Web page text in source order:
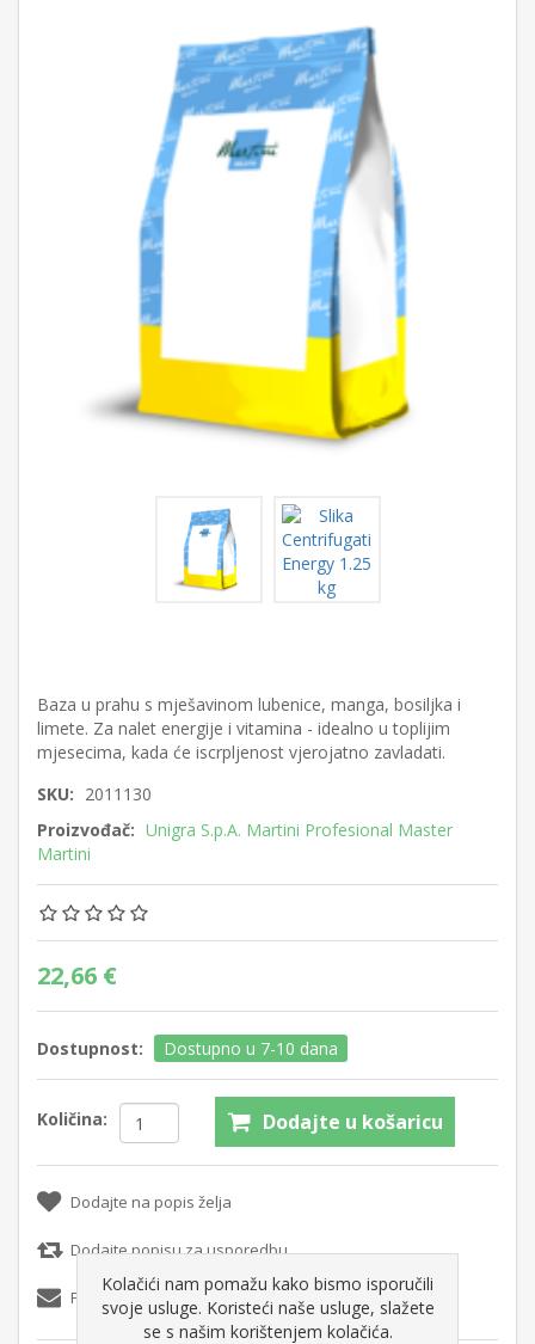
Baza u prahu s mješavinom lubenice, manga, bosiljka i
limete. Za nalet energije i vitamina - idealno u toplijim
mjesecima, kada će iscrpljenost vjerojatno zavladati.
SKU: 2011130
Proizvođač: Unigra S.p.A. Martini Profesional Master
Martini
22,66 €
Dostupnost: Dostupno u 7-10 dana
Količina: Dodajte u košaricu
Dodajte na popis želja
Dodajte popisu za usporedbu
Pošaljite e-mail prijatelju
Kolačići nam pomažu kako bismo isporučili
svoje usluge. Koristeći naše usluge, slažete
se s našim korištenjem kolačića.